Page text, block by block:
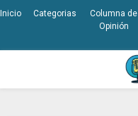
Inicio Categorias
Columna de
Opinión